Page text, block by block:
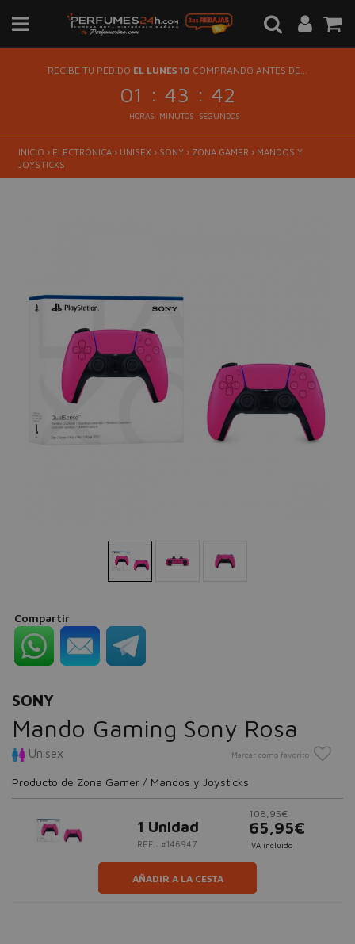
RECIBE TU PEDIDO EL LUNES 10 COMPRANDO ANTES DE...
01 : 43 : 42
HORAS MINUTOS SEGUNDOS
INICIO › ELECTRÓNICA › UNISEX › SONY › ZONA GAMER › MANDOS Y
JOYSTICKS
Compartir
SONY
Mando Gaming Sony Rosa
Unisex Marcar como favorito
Producto de Zona Gamer / Mandos y Joysticks
1 Unidad
REF.: #146947
108,95€
65,95€
IVA incluido
AÑADIR A LA CESTA